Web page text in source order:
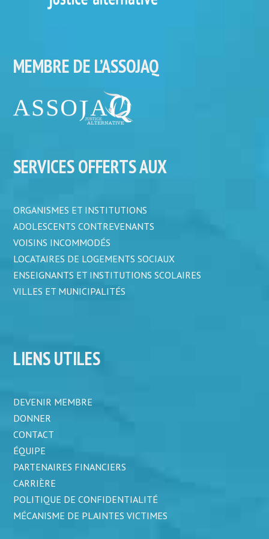
MEMBRE DE L’ASSOJAQ
SERVICES OFFERTS AUX
ORGANISMES ET INSTITUTIONS
ADOLESCENTS CONTREVENANTS
VOISINS INCOMMODÉS
LOCATAIRES DE LOGEMENTS SOCIAUX
ENSEIGNANTS ET INSTITUTIONS SCOLAIRES
VILLES ET MUNICIPALITÉS
LIENS UTILES
DEVENIR MEMBRE
DONNER
CONTACT
ÉQUIPE
PARTENAIRES FINANCIERS
CARRIÈRE
POLITIQUE DE CONFIDENTIALITÉ
MÉCANISME DE PLAINTES VICTIMES